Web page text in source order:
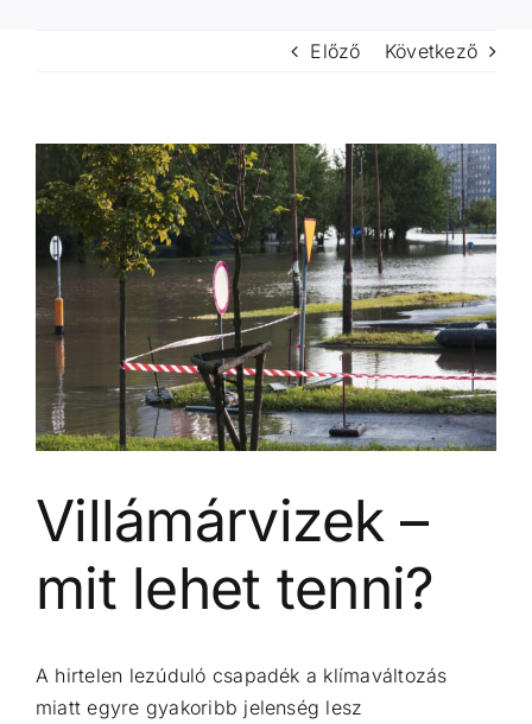
Előző Következő
View
Larger
Image
Villámárvizek –
mit lehet tenni?
A hirtelen lezúduló csapadék a klímaváltozás
miatt egyre gyakoribb jelenség lesz